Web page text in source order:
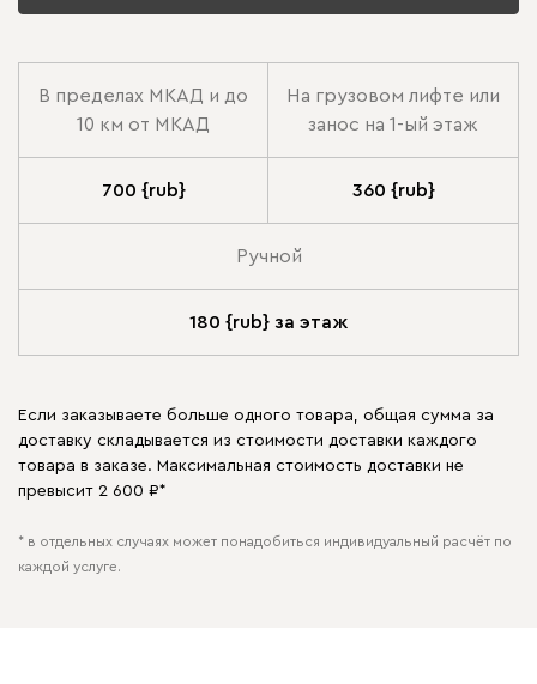
В пределах МКАД и до
10 км от МКАД
На грузовом лифте или
занос на 1-ый этаж
700 {rub} 360 {rub}
Ручной
180 {rub} за этаж
Если заказываете больше одного товара, общая сумма за
доставку складывается из стоимости доставки каждого
товара в заказе. Максимальная стоимость доставки не
превысит 2 600 ₽*
* в отдельных случаях может понадобиться индивидуальный расчёт по
каждой услуге.